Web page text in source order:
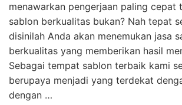
menawarkan pengerjaan paling cepat
sablon berkualitas bukan? Nah tepat
disinilah Anda akan menemukan jasa
berkualitas yang memberikan hasil
Sebagai tempat sablon terbaik kami
berupaya menjadi yang terdekat
dengan …